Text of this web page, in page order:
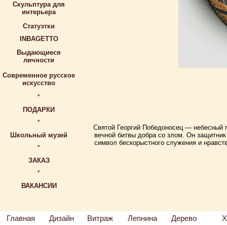
Скульптура для
интерьера
Статуэтки
INBAGETTO
Выдающиеся
личности
Современное русское
искусство
*
ПОДАРКИ
*
Школьный музей
*
ЗАКАЗ
*
ВАКАНСИИ
Святой Георгий Победоносец — небесный
вечной битвы добра со злом. Он
символ бескорыстного служения и
Главная Дизайн Витраж Лепнина Дерево